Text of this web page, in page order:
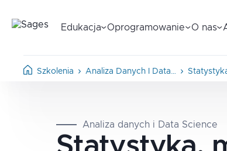
Edukacja Oprogramowanie O nas
Szkolenia Analiza Danych I Data…
Analiza danych i Data Science